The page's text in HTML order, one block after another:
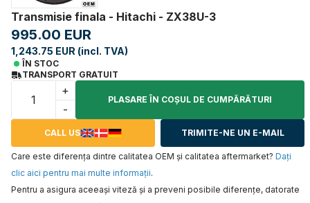
Transmisie finala - Hitachi - ZX38U-3
995.00 EUR
1,243.75 EUR (incl. TVA)
ÎN STOC
TRANSPORT GRATUIT
+
-
PLASARE ÎN COŞUL DE CUMPĂRĂTURI
CALL US TRIMITE-NE UN E-MAIL
Care este diferența dintre calitatea OEM și calitatea aftermarket? Daţi
clic aici pentru mai multe informaţii.
Pentru a asigura aceeaşi viteză şi a preveni posibile diferenţe, datorate